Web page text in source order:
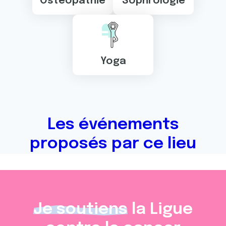
Yoga
Les événements
proposés par ce lieu
Je soutiens la Ligue